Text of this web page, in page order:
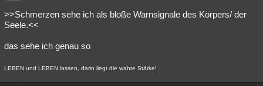
Spiritualität Verschwörungen Technologie Ufologie
weitere Rubriken
Philosophie Träume Orte Esoterik
>>Schmerzen sehe ich als bloße Warnsignale des Körpers/ der
Seele.<<
das sehe ich genau so
LEBEN und LEBEN lassen, darin liegt die wahre Stärke!